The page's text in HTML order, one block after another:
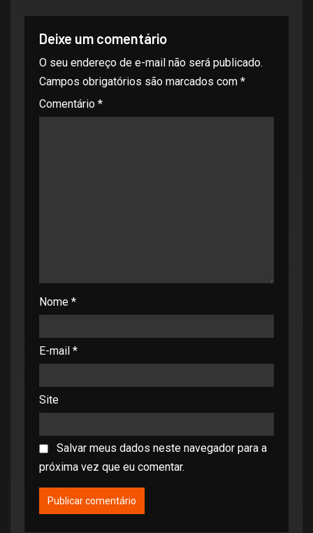
Deixe um comentário
O seu endereço de e-mail não será publicado.
Campos obrigatórios são marcados com *
Comentário *
Nome *
E-mail *
Site
Salvar meus dados neste navegador para a
próxima vez que eu comentar.